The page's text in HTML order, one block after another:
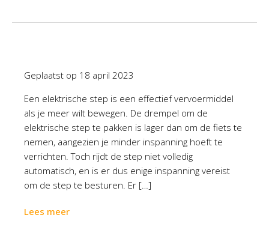
Geplaatst op 18 april 2023
Een elektrische step is een effectief vervoermiddel
als je meer wilt bewegen. De drempel om de
elektrische step te pakken is lager dan om de fiets te
nemen, aangezien je minder inspanning hoeft te
verrichten. Toch rijdt de step niet volledig
automatisch, en is er dus enige inspanning vereist
om de step te besturen. Er […]
Lees meer